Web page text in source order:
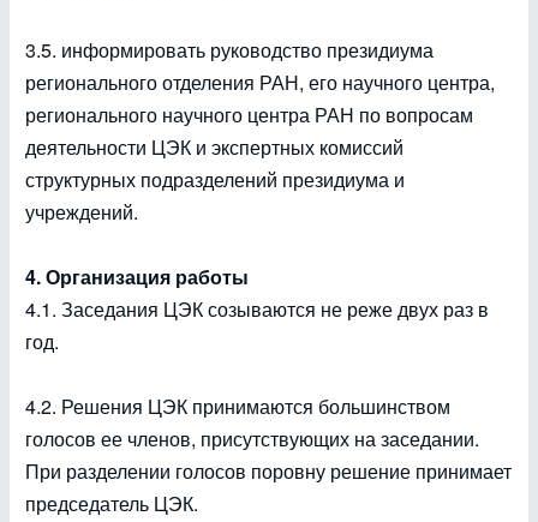
3.5. информировать руководство президиума
регионального отделения РАН, его научного центра,
регионального научного центра РАН по вопросам
деятельности ЦЭК и экспертных комиссий
структурных подразделений президиума и
учреждений.
4. Организация работы
4.1. Заседания ЦЭК созываются не реже двух раз в
год.
4.2. Решения ЦЭК принимаются большинством
голосов ее членов, присутствующих на заседании.
При разделении голосов поровну решение принимает
председатель ЦЭК.